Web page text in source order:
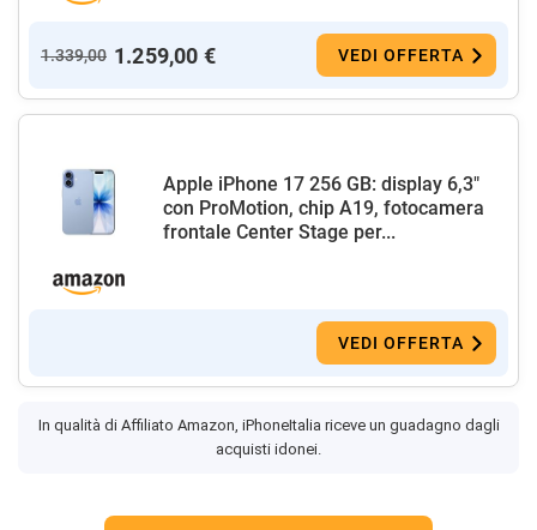
1.339,00 1.259,00 € VEDI OFFERTA
Apple iPhone 17 256 GB: display 6,3"
con ProMotion, chip A19, fotocamera
frontale Center Stage per...
VEDI OFFERTA
In qualità di Affiliato Amazon, iPhoneItalia riceve un guadagno dagli
acquisti idonei.